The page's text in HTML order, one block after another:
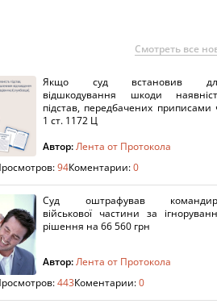
Смотреть все
Якщо суд встановив
відшкодування шкоди
підстав, передбачених приписами
1 ст. 1172 Ц
Автор:Лента от Протокола
94Коментарии:0
Суд оштрафував
військової частини за
рішення на 66 560 грн
Автор:Лента от Протокола
443Коментарии:0